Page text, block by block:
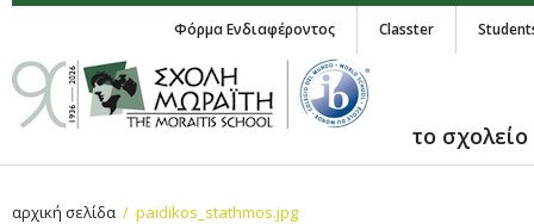
Φόρμα Ενδιαφέροντος Classter
το σχολείο
αρχική σελίδα paidikos_stathmos.jpg